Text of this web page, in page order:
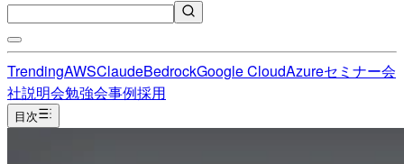
TrendingAWSClaudeBedrockGoogle CloudAzureセミナー会
社説明会勉強会事例採用
目次